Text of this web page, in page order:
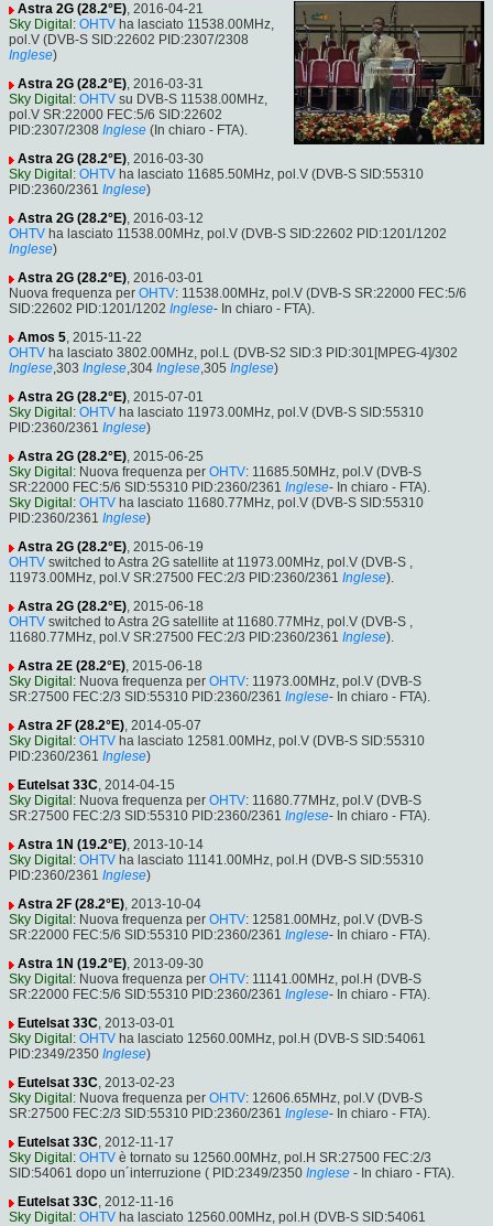
Astra 2G (28.2°E), 2016-04-21
Sky Digital : OHTV ha lasciato 11538.00MHz,
pol.V (DVB-S SID:22602 PID:2307/2308
Inglese)
Astra 2G (28.2°E), 2016-03-31
Sky Digital : OHTV su DVB-S 11538.00MHz,
pol.V SR:22000 FEC:5/6 SID:22602
PID:2307/2308 Inglese (In chiaro - FTA).
Astra 2G (28.2°E), 2016-03-30
Sky Digital : OHTV ha lasciato 11685.50MHz, pol.V (DVB-S SID:55310
PID:2360/2361 Inglese)
Astra 2G (28.2°E), 2016-03-12
OHTV ha lasciato 11538.00MHz, pol.V (DVB-S SID:22602 PID:1201/1202
Inglese)
Astra 2G (28.2°E), 2016-03-01
Nuova frequenza per OHTV: 11538.00MHz, pol.V (DVB-S SR:22000 FEC:5/6
SID:22602 PID:1201/1202 Inglese- In chiaro - FTA).
Amos 5, 2015-11-22
OHTV ha lasciato 3802.00MHz, pol.L (DVB-S2 SID:3 PID:301[MPEG-4]/302
Inglese,303 Inglese,304 Inglese,305 Inglese)
Astra 2G (28.2°E), 2015-07-01
Sky Digital : OHTV ha lasciato 11973.00MHz, pol.V (DVB-S SID:55310
PID:2360/2361 Inglese)
Astra 2G (28.2°E), 2015-06-25
Sky Digital : Nuova frequenza per OHTV: 11685.50MHz, pol.V (DVB-S
SR:22000 FEC:5/6 SID:55310 PID:2360/2361 Inglese- In chiaro - FTA).
Sky Digital : OHTV ha lasciato 11680.77MHz, pol.V (DVB-S SID:55310
PID:2360/2361 Inglese)
Astra 2G (28.2°E), 2015-06-19
OHTV switched to Astra 2G satellite at 11973.00MHz, pol.V (DVB-S ,
11973.00MHz, pol.V SR:27500 FEC:2/3 PID:2360/2361 Inglese).
Astra 2G (28.2°E), 2015-06-18
OHTV switched to Astra 2G satellite at 11680.77MHz, pol.V (DVB-S ,
11680.77MHz, pol.V SR:27500 FEC:2/3 PID:2360/2361 Inglese).
Astra 2E (28.2°E), 2015-06-18
Sky Digital : Nuova frequenza per OHTV: 11973.00MHz, pol.V (DVB-S
SR:27500 FEC:2/3 SID:55310 PID:2360/2361 Inglese- In chiaro - FTA).
Astra 2F (28.2°E), 2014-05-07
Sky Digital : OHTV ha lasciato 12581.00MHz, pol.V (DVB-S SID:55310
PID:2360/2361 Inglese)
Eutelsat 33C, 2014-04-15
Sky Digital : Nuova frequenza per OHTV: 11680.77MHz, pol.V (DVB-S
SR:27500 FEC:2/3 SID:55310 PID:2360/2361 Inglese- In chiaro - FTA).
Astra 1N (19.2°E), 2013-10-14
Sky Digital : OHTV ha lasciato 11141.00MHz, pol.H (DVB-S SID:55310
PID:2360/2361 Inglese)
Astra 2F (28.2°E), 2013-10-04
Sky Digital : Nuova frequenza per OHTV: 12581.00MHz, pol.V (DVB-S
SR:22000 FEC:5/6 SID:55310 PID:2360/2361 Inglese- In chiaro - FTA).
Astra 1N (19.2°E), 2013-09-30
Sky Digital : Nuova frequenza per OHTV: 11141.00MHz, pol.H (DVB-S
SR:22000 FEC:5/6 SID:55310 PID:2360/2361 Inglese- In chiaro - FTA).
Eutelsat 33C, 2013-03-01
Sky Digital : OHTV ha lasciato 12560.00MHz, pol.H (DVB-S SID:54061
PID:2349/2350 Inglese)
Eutelsat 33C, 2013-02-23
Sky Digital : Nuova frequenza per OHTV: 12606.65MHz, pol.V (DVB-S
SR:27500 FEC:2/3 SID:55310 PID:2360/2361 Inglese- In chiaro - FTA).
Eutelsat 33C, 2012-11-17
Sky Digital : OHTV è tornato su 12560.00MHz, pol.H SR:27500 FEC:2/3
SID:54061 dopo un´interruzione ( PID:2349/2350 Inglese - In chiaro - FTA).
Eutelsat 33C, 2012-11-16
Sky Digital : OHTV ha lasciato 12560.00MHz, pol.H (DVB-S SID:54061